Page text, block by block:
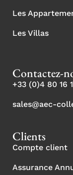
Les
Les Villas
Contactez-
+33 (0)4 80 16
sales@aec-
Clients
Compte client
Assurance